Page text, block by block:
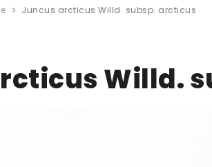
Juncus arcticus Willd. subsp. arcticus
Willd.